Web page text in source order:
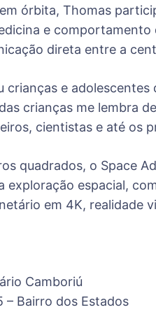
órbita, Thomas
e comportamento
direta entre a
e
crianças me lembra
cientistas e até os
quadrados, o Space
espacial,
em 4K, realidade
Camboriú
– Bairro dos Estados